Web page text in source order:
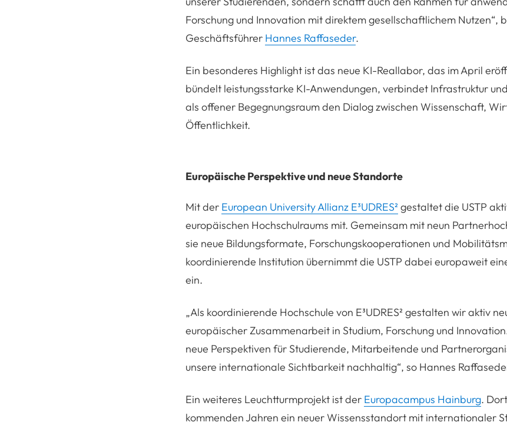
Forschung und Innovation mit direktem gesellschaftlichem Nutzen“,
Geschäftsführer Hannes Raffaseder.
Ein besonderes Highlight ist das neue KI-Reallabor, das im April
bündelt leistungsstarke KI-Anwendungen, verbindet Infrastruktur
als offener Begegnungsraum den Dialog zwischen Wissenschaft,
Öffentlichkeit.
Europäische Perspektive und neue Standorte
Mit der European University Allianz E³UDRES²gestaltet die USTP
europäischen Hochschulraums mit. Gemeinsam mit neun
sie neue Bildungsformate, Forschungskooperationen und
koordinierende Institution übernimmt die USTP dabei europaweit
ein.
„Als koordinierende Hochschule von E³UDRES² gestalten wir aktiv
europäischer Zusammenarbeit in Studium, Forschung und
neue Perspektiven für Studierende, Mitarbeitende und
unsere internationale Sichtbarkeit nachhaltig“, so Hannes
Ein weiteres Leuchtturmprojekt ist der Europacampus Hainburg.
kommenden Jahren ein neuer Wissensstandort mit internationaler